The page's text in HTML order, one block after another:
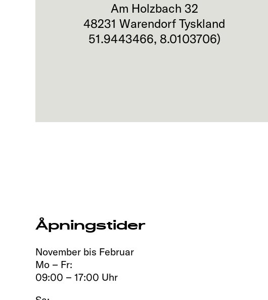
Am Holzbach 32
48231 WarendorfTyskland
51.9443466, 8.0103706)
Åpningstider
November bis Februar
Mo – Fr:
09:00 – 17:00 Uhr